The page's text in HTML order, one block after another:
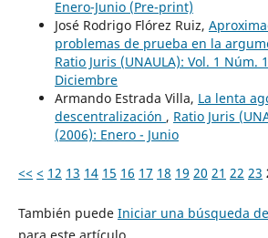
Enero-Junio (Pre-print)
José Rodrigo Flórez Ruiz,
problemas de prueba en la
Ratio Juris (UNAULA): Vol. 1 Núm.
Diciembre
Armando Estrada Villa, La lenta
descentralización , Ratio Juris
(2006): Enero - Junio
<< < 12 13 14 15 16 17 18 19 20 21 22 23
También puede Iniciar una búsqueda